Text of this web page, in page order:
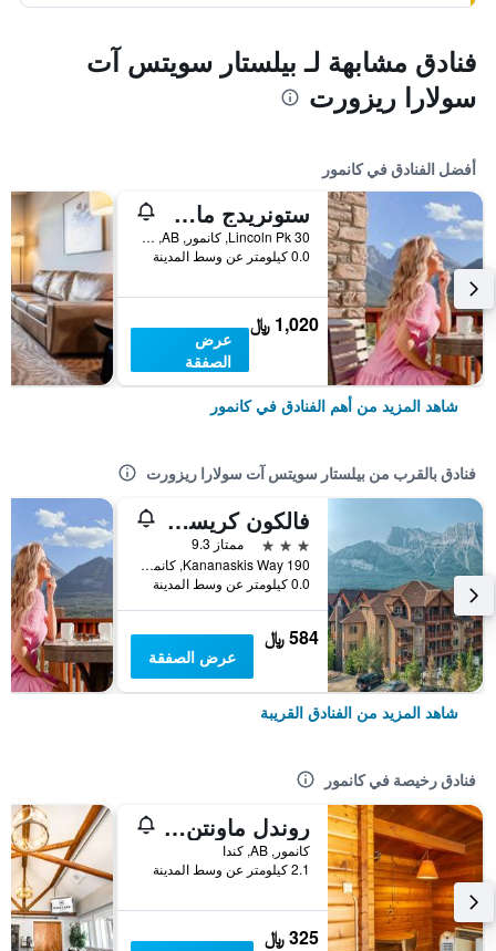
فنادق مشابهة لـ بيلستار سويتس آت
سولارا ريزورت
أفضل الفنادق في كانمور
ستونريدج ماونتن ريزورت
30 Lincoln Pk, كانمور, AB, كندا
0.0 كيلومتر عن وسط المدينة
1,020 ﷼
عرض
الصفقة
شاهد المزيد من أهم الفنادق في كانمور
فنادق بالقرب من بيلستار سويتس آت سولارا ريزورت
فالكون كريست لودج باي كليك
3 نجوم
ممتاز 9.3
190 Kananaskis Way, كانمور, AB, كندا
0.0 كيلومتر عن وسط المدينة
584 ﷼
عرض الصفقة
شاهد المزيد من الفنادق القريبة
فنادق رخيصة في كانمور
روندل ماونتن لودج
كانمور, AB, كندا
2.1 كيلومتر عن وسط المدينة
325 ﷼